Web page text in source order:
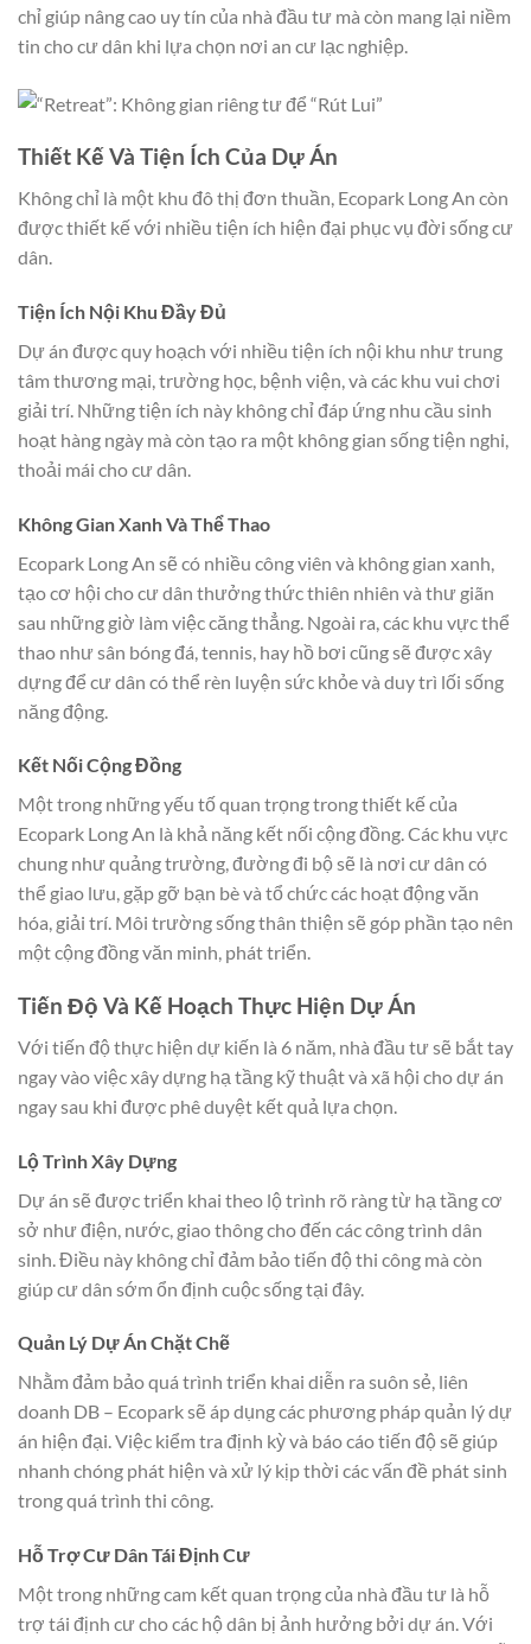
chỉ giúp nâng cao uy tín của nhà đầu tư mà còn mang lại niềm
tin cho cư dân khi lựa chọn nơi an cư lạc nghiệp.
Thiết Kế Và Tiện Ích Của Dự Án
Không chỉ là một khu đô thị đơn thuần, Ecopark Long An còn
được thiết kế với nhiều tiện ích hiện đại phục vụ đời sống cư
dân.
Tiện Ích Nội Khu Đầy Đủ
Dự án được quy hoạch với nhiều tiện ích nội khu như trung
tâm thương mại, trường học, bệnh viện, và các khu vui chơi
giải trí. Những tiện ích này không chỉ đáp ứng nhu cầu sinh
hoạt hàng ngày mà còn tạo ra một không gian sống tiện nghi,
thoải mái cho cư dân.
Không Gian Xanh Và Thể Thao
Ecopark Long An sẽ có nhiều công viên và không gian xanh,
tạo cơ hội cho cư dân thưởng thức thiên nhiên và thư giãn
sau những giờ làm việc căng thẳng. Ngoài ra, các khu vực thể
thao như sân bóng đá, tennis, hay hồ bơi cũng sẽ được xây
dựng để cư dân có thể rèn luyện sức khỏe và duy trì lối sống
năng động.
Kết Nối Cộng Đồng
Một trong những yếu tố quan trọng trong thiết kế của
Ecopark Long An là khả năng kết nối cộng đồng. Các khu vực
chung như quảng trường, đường đi bộ sẽ là nơi cư dân có
thể giao lưu, gặp gỡ bạn bè và tổ chức các hoạt động văn
hóa, giải trí. Môi trường sống thân thiện sẽ góp phần tạo nên
một cộng đồng văn minh, phát triển.
Tiến Độ Và Kế Hoạch Thực Hiện Dự Án
Với tiến độ thực hiện dự kiến là 6 năm, nhà đầu tư sẽ bắt tay
ngay vào việc xây dựng hạ tầng kỹ thuật và xã hội cho dự án
ngay sau khi được phê duyệt kết quả lựa chọn.
Lộ Trình Xây Dựng
Dự án sẽ được triển khai theo lộ trình rõ ràng từ hạ tầng cơ
sở như điện, nước, giao thông cho đến các công trình dân
sinh. Điều này không chỉ đảm bảo tiến độ thi công mà còn
giúp cư dân sớm ổn định cuộc sống tại đây.
Quản Lý Dự Án Chặt Chẽ
Nhằm đảm bảo quá trình triển khai diễn ra suôn sẻ, liên
doanh DB – Ecopark sẽ áp dụng các phương pháp quản lý dự
án hiện đại. Việc kiểm tra định kỳ và báo cáo tiến độ sẽ giúp
nhanh chóng phát hiện và xử lý kịp thời các vấn đề phát sinh
trong quá trình thi công.
Hỗ Trợ Cư Dân Tái Định Cư
Một trong những cam kết quan trọng của nhà đầu tư là hỗ
trợ tái định cư cho các hộ dân bị ảnh hưởng bởi dự án. Với